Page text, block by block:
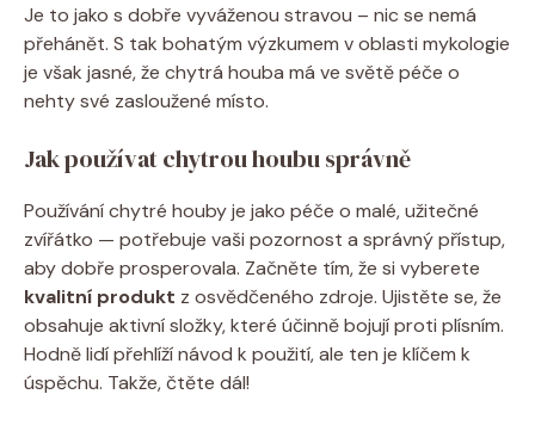
Je to jako s dobře vyváženou stravou – nic se nemá
přehánět. S tak bohatým výzkumem v oblasti mykologie
je však jasné, že chytrá houba má ve světě péče o
nehty své zasloužené místo.
Jak používat chytrou houbu správně
Používání chytré houby je jako péče o malé, užitečné
zvířátko — potřebuje vaši pozornost a správný přístup,
aby dobře prosperovala. Začněte tím, že si vyberete
kvalitní produkt z osvědčeného zdroje. Ujistěte se, že
obsahuje aktivní složky, které účinně bojují proti plísním.
Hodně lidí přehlíží návod k použití, ale ten je klíčem k
úspěchu. Takže, čtěte dál!